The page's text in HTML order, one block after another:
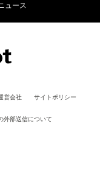
ュース
営会社 サイトポリシー
外部送信について